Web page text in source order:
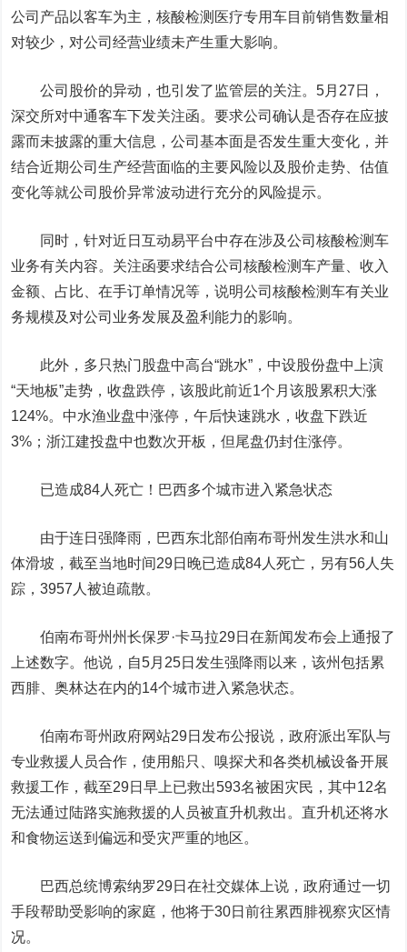
公司产品以客车为主，核酸检测医疗专用车目前销售数量相
对较少，对公司经营业绩未产生重大影响。
公司股价的异动，也引发了监管层的关注。5月27日，
深交所对中通客车下发关注函。要求公司确认是否存在应披
露而未披露的重大信息，公司基本面是否发生重大变化，并
结合近期公司生产经营面临的主要风险以及股价走势、估值
变化等就公司股价异常波动进行充分的风险提示。
同时，针对近日互动易平台中存在涉及公司核酸检测车
业务有关内容。关注函要求结合公司核酸检测车产量、收入
金额、占比、在手订单情况等，说明公司核酸检测车有关业
务规模及对公司业务发展及盈利能力的影响。
此外，多只热门股盘中高台“跳水”，中设股份盘中上演
“天地板”走势，收盘跌停，该股此前近1个月该股累积大涨
124%。中水渔业盘中涨停，午后快速跳水，收盘下跌近
3%；浙江建投盘中也数次开板，但尾盘仍封住涨停。
已造成84人死亡！巴西多个城市进入紧急状态
由于连日强降雨，巴西东北部伯南布哥州发生洪水和山
体滑坡，截至当地时间29日晚已造成84人死亡，另有56人失
踪，3957人被迫疏散。
伯南布哥州州长保罗·卡马拉29日在新闻发布会上通报了
上述数字。他说，自5月25日发生强降雨以来，该州包括累
西腓、奥林达在内的14个城市进入紧急状态。
伯南布哥州政府网站29日发布公报说，政府派出军队与
专业救援人员合作，使用船只、嗅探犬和各类机械设备开展
救援工作，截至29日早上已救出593名被困灾民，其中12名
无法通过陆路实施救援的人员被直升机救出。直升机还将水
和食物运送到偏远和受灾严重的地区。
巴西总统博索纳罗29日在社交媒体上说，政府通过一切
手段帮助受影响的家庭，他将于30日前往累西腓视察灾区情
况。